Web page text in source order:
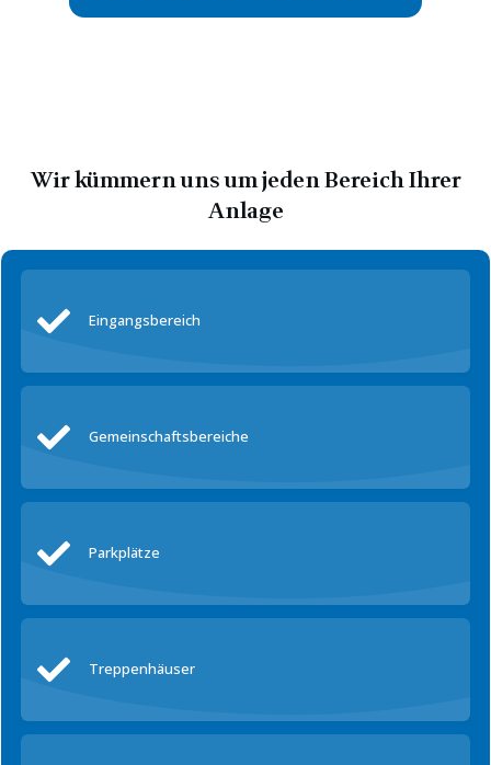
Wir kümmern uns um jeden Bereich Ihrer
Anlage
Eingangsbereich
Gemeinschaftsbereiche
Parkplätze
Treppenhäuser